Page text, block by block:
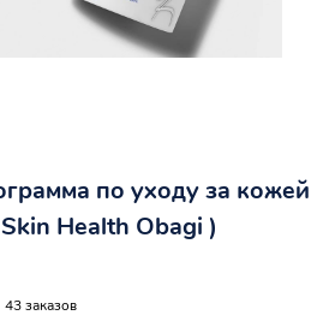
по уходу за кожей
Health Obagi )
43 заказов